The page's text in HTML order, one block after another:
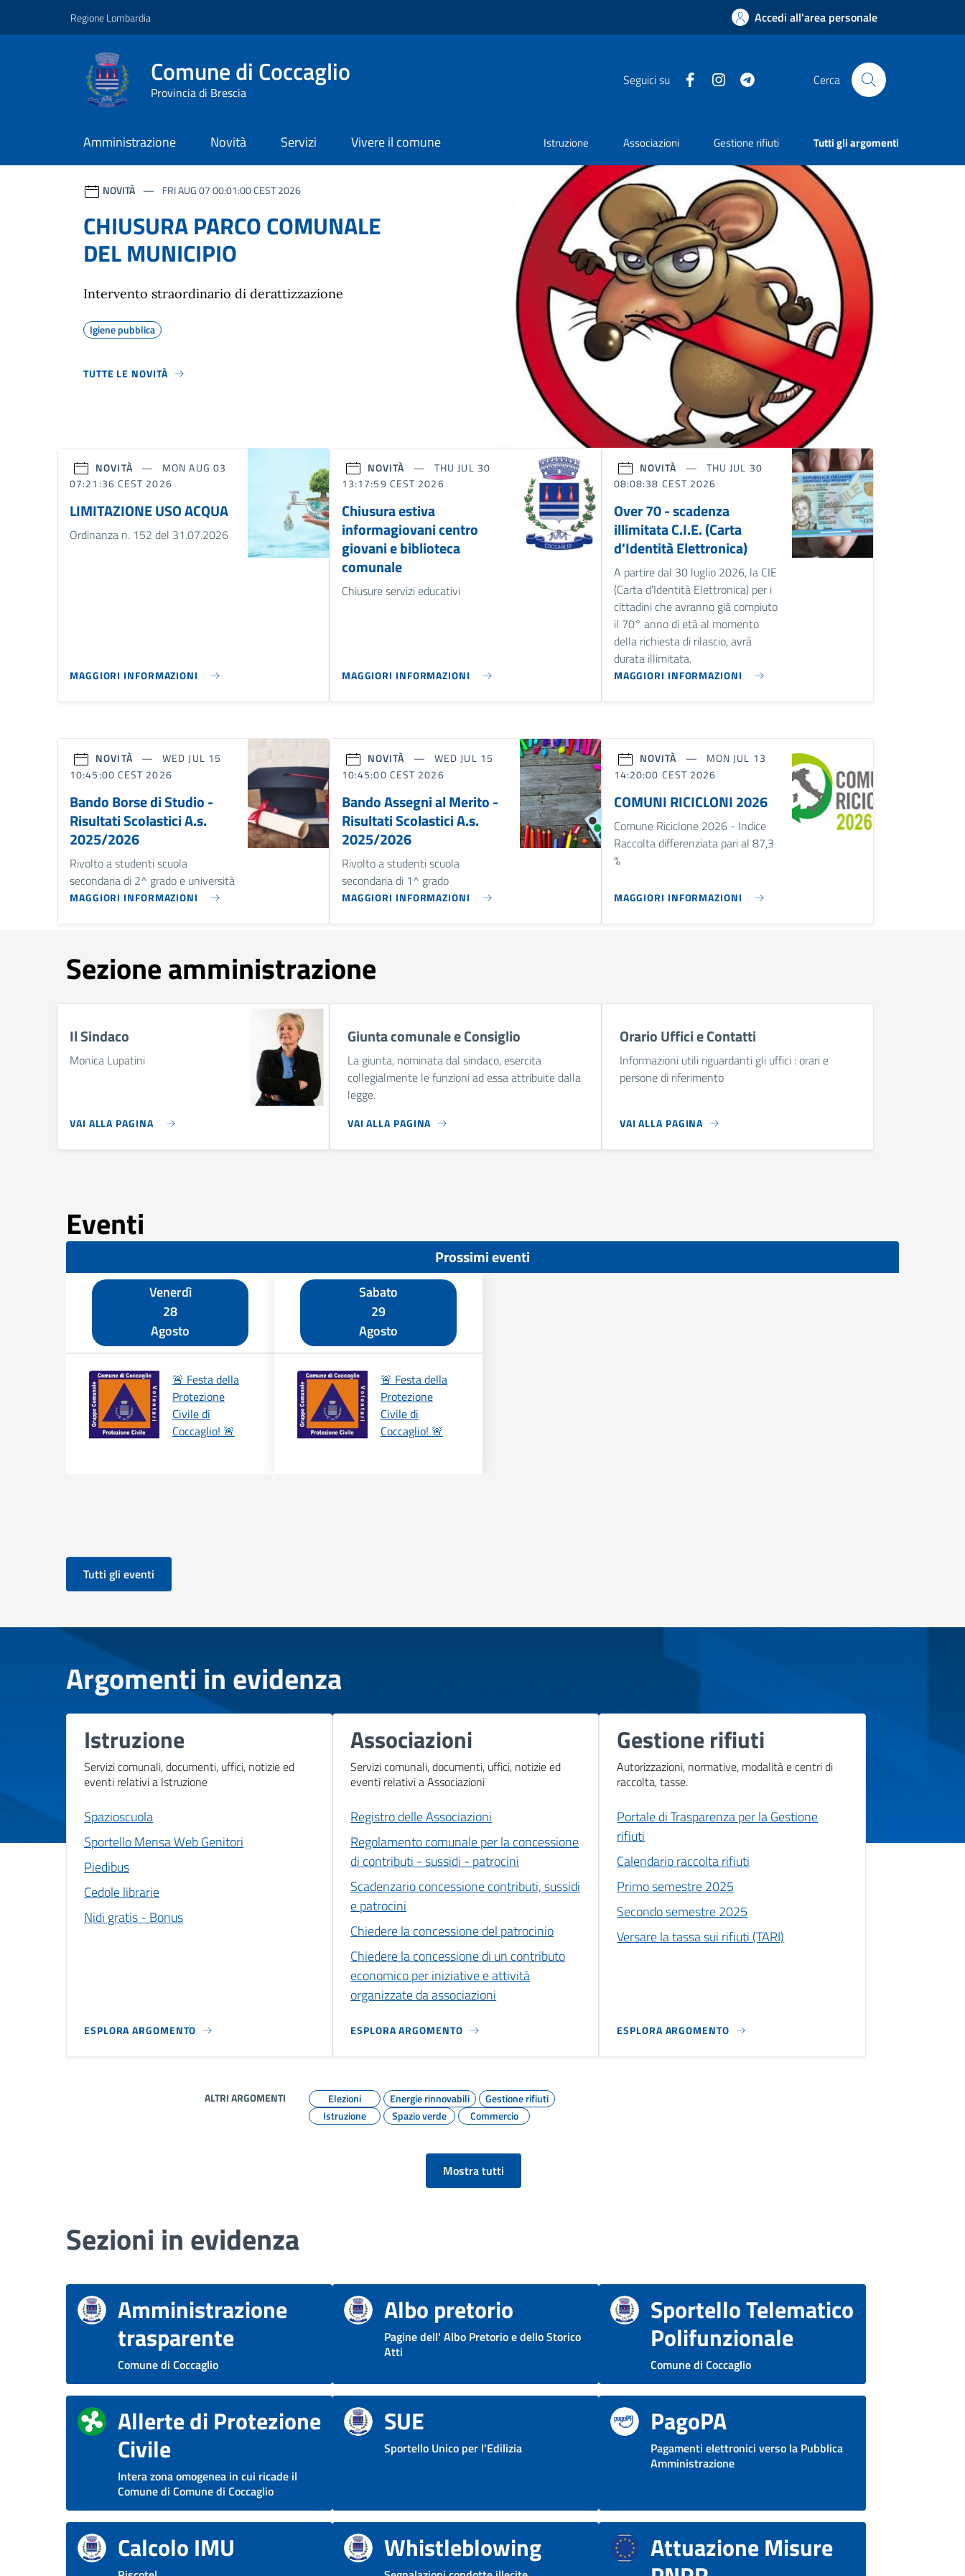
Regione Lombardia Accedi all'area personale
Comune di Coccaglio
Provincia di Brescia
Seguici su Facebook Instagram Cerca
Amministrazione Novità Servizi Vivere il comune Istruzione Associazioni Gestione rifiuti Tutti gli argomenti
Comune di Coccaglio
NOVITÀ FRI AUG 07 00:01:00 CEST 2026
CHIUSURA PARCO COMUNALE
DEL MUNICIPIO
Intervento straordinario di derattizzazione
Igiene pubblica
TUTTE LE NOVITÀ
NOVITÀ
MON AUG 03
07:21:36 CEST 2026
LIMITAZIONE USO ACQUA
Ordinanza n. 152 del 31.07.2026
MAGGIORI INFORMAZIONI
NOVITÀ
THU JUL 30
13:17:59 CEST 2026
Chiusura estiva
informagiovani centro
giovani e biblioteca
comunale
Chiusure servizi educativi
MAGGIORI INFORMAZIONI
NOVITÀ
THU JUL 30
08:08:38 CEST 2026
Over 70 - scadenza
illimitata C.I.E. (Carta
d'Identità Elettronica)
A partire dal 30 luglio 2026, la CIE
(Carta d'Identità Elettronica) per i
cittadini che avranno già compiuto
il 70° anno di età al momento
della richiesta di rilascio, avrà
durata illimitata.
MAGGIORI INFORMAZIONI
NOVITÀ
WED JUL 15
10:45:00 CEST 2026
Bando Borse di Studio -
Risultati Scolastici A.s.
2025/2026
Rivolto a studenti scuola
secondaria di 2^ grado e università
MAGGIORI INFORMAZIONI
NOVITÀ
WED JUL 15
10:45:00 CEST 2026
Bando Assegni al Merito -
Risultati Scolastici A.s.
2025/2026
Rivolto a studenti scuola
secondaria di 1^ grado
MAGGIORI INFORMAZIONI
NOVITÀ
MON JUL 13
14:20:00 CEST 2026
COMUNI RICICLONI 2026
Comune Riciclone 2026 - Indice
Raccolta differenziata pari al 87,3
%
MAGGIORI INFORMAZIONI
Sezione amministrazione
Il Sindaco
Monica Lupatini
VAI ALLA PAGINA
Giunta comunale e Consiglio
La giunta, nominata dal sindaco, esercita
collegialmente le funzioni ad essa attribuite dalla
legge.
VAI ALLA PAGINA
Orario Uffici e Contatti
Informazioni utili riguardanti gli uffici : orari e
persone di riferimento
VAI ALLA PAGINA
Eventi
Prossimi eventi
Venerdì
28
Agosto
🚨 Festa della
Protezione
Civile di
Coccaglio! 🚨
Sabato
29
Agosto
🚨 Festa della
Protezione
Civile di
Coccaglio! 🚨
Tutti gli eventi
Argomenti in evidenza
Istruzione
Servizi comunali, documenti, uffici, notizie ed
eventi relativi a Istruzione
Spazioscuola
Sportello Mensa Web Genitori
Piedibus
Cedole librarie
Nidi gratis - Bonus
ESPLORA ARGOMENTO
Associazioni
Servizi comunali, documenti, uffici, notizie ed
eventi relativi a Associazioni
Registro delle Associazioni
Regolamento comunale per la concessione
di contributi - sussidi - patrocini
Scadenzario concessione contributi, sussidi
e patrocini
Chiedere la concessione del patrocinio
Chiedere la concessione di un contributo
economico per iniziative e attività
organizzate da associazioni
ESPLORA ARGOMENTO
Gestione rifiuti
Autorizzazioni, normative, modalità e centri di
raccolta, tasse.
Portale di Trasparenza per la Gestione
rifiuti
Calendario raccolta rifiuti
Primo semestre 2025
Secondo semestre 2025
Versare la tassa sui rifiuti (TARI)
ESPLORA ARGOMENTO
ALTRI ARGOMENTI Elezioni Energie rinnovabili
Gestione rifiuti
Istruzione
Spazio verde Commercio
Mostra tutti
Sezioni in evidenza
Amministrazione
trasparente
Comune di Coccaglio
Albo pretorio
Pagine dell' Albo Pretorio e dello Storico
Atti
Sportello Telematico
Polifunzionale
Comune di Coccaglio
Allerte di Protezione
Civile
Intera zona omogenea in cui ricade il
Comune di Comune di Coccaglio
SUE
Sportello Unico per l'Edilizia
PagoPA
Pagamenti elettronici verso la Pubblica
Amministrazione
Calcolo IMU Whistleblowing
Attuazione Misure